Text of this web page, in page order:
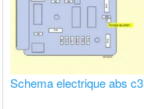
Schema electrique abs c3